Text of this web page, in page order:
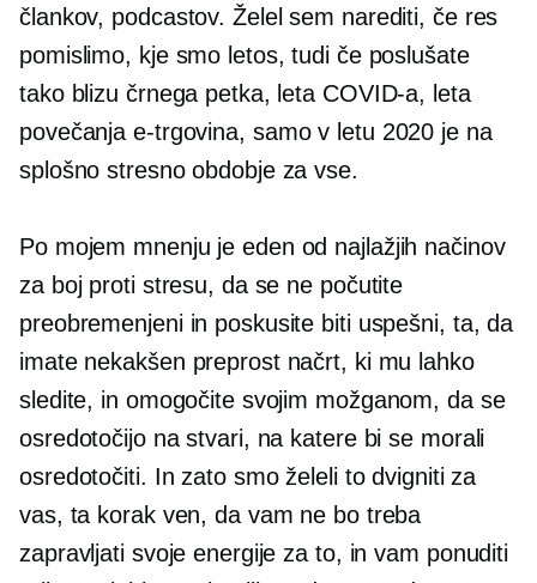
člankov, podcastov. Želel sem narediti, če res
pomislimo, kje smo letos, tudi če poslušate
tako blizu črnega petka, leta COVID-a, leta
povečanjae-trgovina, samo v letu 2020 je na
splošno stresno obdobje za vse.
Po mojem mnenju je eden od najlažjih načinov
za boj proti stresu, da se ne počutite
preobremenjeni in poskusite biti uspešni, ta, da
imate nekakšen preprost načrt, ki mu lahko
sledite, in omogočite svojim možganom, da se
osredotočijo na stvari, na katere bi se morali
osredotočiti. In zato smo želeli to dvigniti za
vas, ta korak ven, da vam ne bo treba
zapravljati svoje energije za to, in vam ponuditi